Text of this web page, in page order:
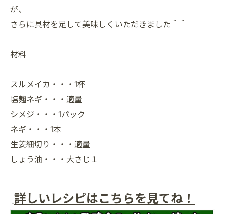
が、
さらに具材を足して美味しくいただきました＾＾
材料
スルメイカ・・・1杯
塩麹ネギ・・・適量
シメジ・・・1パック
ネギ・・・1本
生姜細切り・・・適量
しょう油・・・大さじ１
詳しいレシピはこちらを見てね！